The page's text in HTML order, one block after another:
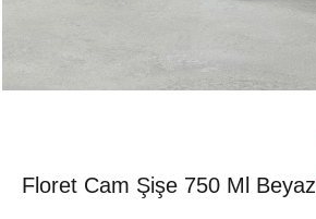
Floret Cam Şişe 750 Ml Beyaz